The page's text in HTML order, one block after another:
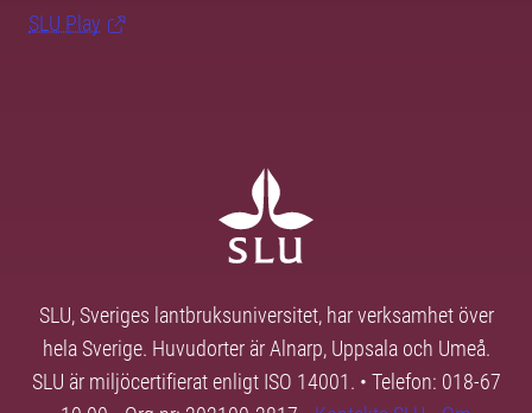
SLU Play
SLU, Sveriges lantbruksuniversitet, har verksamhet över
hela Sverige. Huvudorter är Alnarp, Uppsala och Umeå.
SLU är miljöcertifierat enligt ISO 14001. • Telefon: 018-67